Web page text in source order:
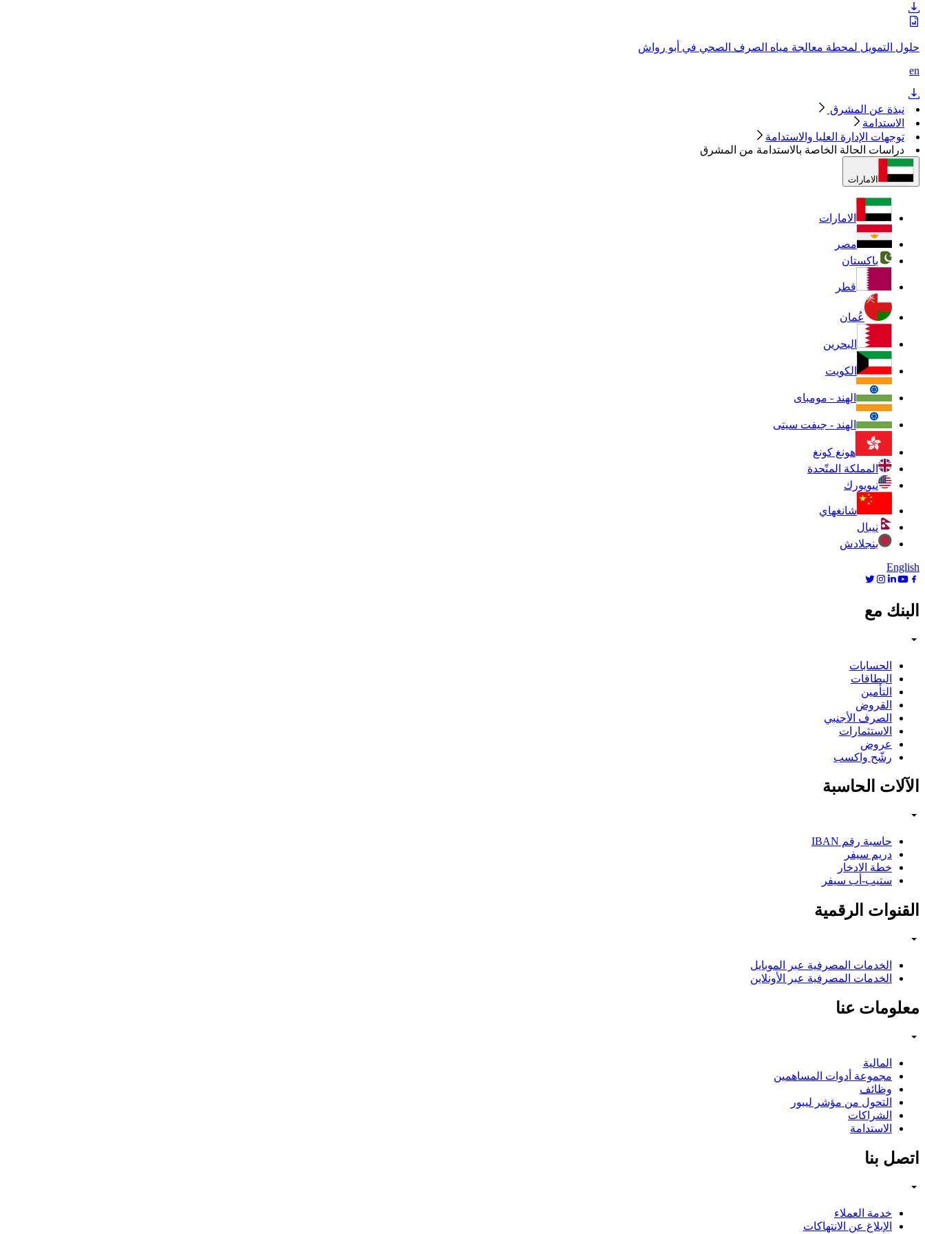
حلول التمويل لمحطة معالجة مياه الصرف الصحي في أبو رواش
en
نبذة عن المشرق
الاستدامة
توجهات الإدارة العليا والاستدامة
دراسات الحالة الخاصة بالاستدامة من المشرق
الامارات
الامارات
مصر
باكستان
قطر
عُمان
البحرين
الكويت
الهند - مومباى
الهند - جيفت سيتى
هونغ كونغ
المملكة المتّحدة
نيويورك
شانغهاي
نيبال
بنجلادش
English
البنك مع
الحسابات
البطاقات
التأمين
القروض
الصرف الأجنبي
الاستثمارات
عروض
رشّح واكسب
الآلات الحاسبة
حاسبة رقم IBAN
دريم سيفر
خطة الادخار
ستيب-أب سيفر
القنوات الرقمية
الخدمات المصرفية عبر الموبايل
الخدمات المصرفية عبر الأونلاين
معلومات عنا
المالية
مجموعة أدوات المساهمين
وظائف
التحول من مؤشر ليبور
الشراكات
الاستدامة
اتصل بنا
خدمة العملاء
الإبلاغ عن الانتهاكات